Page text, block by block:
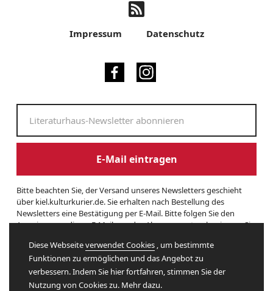
Impressum Datenschutz
E-Mail eintragen
Bitte beachten Sie, der Versand unseres Newsletters geschieht
über kiel.kulturkurier.de. Sie erhalten nach Bestellung des
Newsletters eine Bestätigung per E-Mail. Bitte folgen Sie den
Anweisungen dieser E-Mail, um das Abonnement zu beginnen. Sie
Ende eines Newsletters entsprechende Informationen. Und hier
finden Sie unsereDatenschutzerklärung.
Diese Webseiteverwendet Cookies , um bestimmte
Funktionen zu ermöglichen und das Angebot zu
verbessern. Indem Sie hier fortfahren, stimmen Sie der
Nutzung von Cookies zu. Mehr dazu.